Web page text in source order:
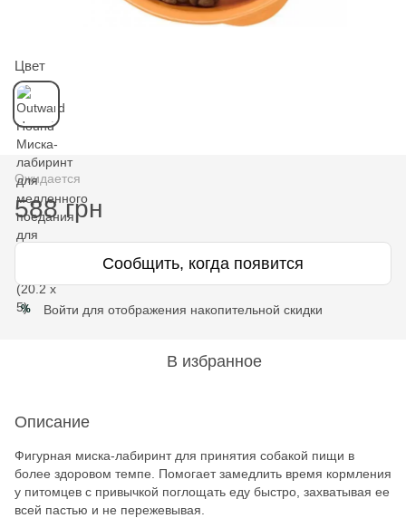
Цвет
Ожидается
588 грн
Сообщить, когда появится
% Войти для отображения накопительной скидки
В избранное
Описание
Фигурная миска-лабиринт для принятия собакой пищи в
более здоровом темпе. Помогает замедлить время кормления
у питомцев с привычкой поглощать еду быстро, захватывая ее
всей пастью и не пережевывая.